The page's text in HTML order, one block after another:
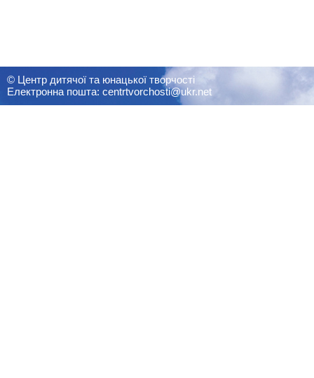
© Центр дитячої та юнацької творчості
Електронна пошта: centrtvorchosti@ukr.net